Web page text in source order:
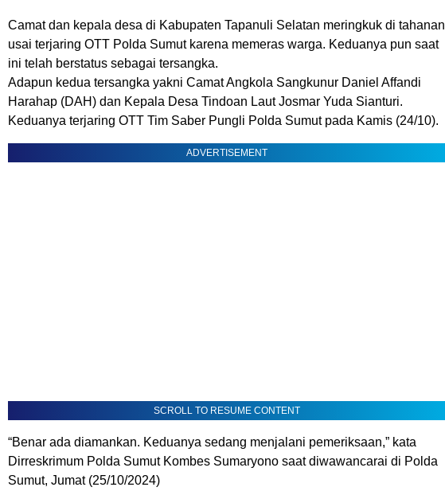
Camat dan kepala desa di Kabupaten Tapanuli Selatan meringkuk di tahanan
usai terjaring OTT Polda Sumut karena memeras warga. Keduanya pun saat
ini telah berstatus sebagai tersangka.
Adapun kedua tersangka yakni Camat Angkola Sangkunur Daniel Affandi
Harahap (DAH) dan Kepala Desa Tindoan Laut Josmar Yuda Sianturi.
Keduanya terjaring OTT Tim Saber Pungli Polda Sumut pada Kamis (24/10).
ADVERTISEMENT
SCROLL TO RESUME CONTENT
“Benar ada diamankan. Keduanya sedang menjalani pemeriksaan,” kata
Dirreskrimum Polda Sumut Kombes Sumaryono saat diwawancarai di Polda
Sumut, Jumat (25/10/2024)